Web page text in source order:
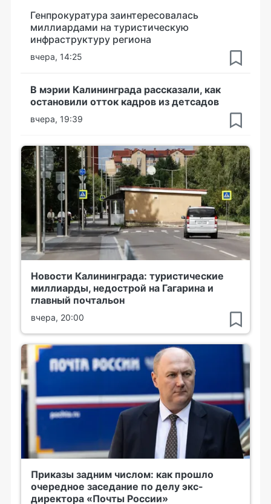
Генпрокуратура заинтересовалась
миллиардами на туристическую
инфраструктуру региона
вчера, 14:25
В мэрии Калининграда рассказали, как
остановили отток кадров из детсадов
вчера, 19:39
Новости Калининграда: туристические
миллиарды, недострой на Гагарина и
главный почтальон
вчера, 20:00
Приказы задним числом: как прошло
очередное заседание по делу экс-
директора «Почты России»